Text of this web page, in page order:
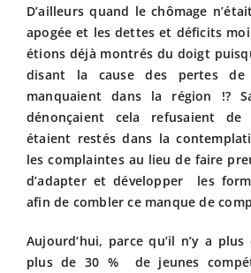
D’ailleurs quand le chômage
apogée et les dettes et déficits
étions déjà montrés du doigt
disant la cause des pertes de
manquaient dans la région !?
dénonçaient cela refusaient de
étaient restés dans la
les complaintes au lieu de faire
d’adapter et développer les
afin de combler ce manque de
Aujourd’hui, parce qu’il n’y a plus
plus de 30 % de jeunes